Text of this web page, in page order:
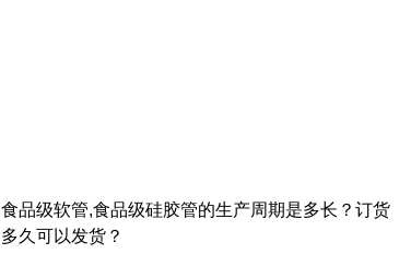
食品级软管,食品级硅胶管的生产周期是多长？订货
多久可以发货？